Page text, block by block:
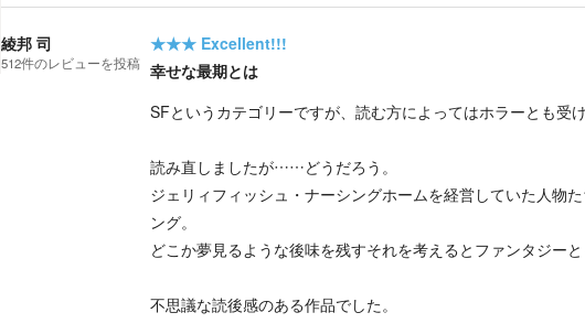
綾邦 司
512件のレビューを投稿
★★★ Excellent!!!
幸せな最期とは
SFというカテゴリーですが、読む方によってはホラーとも受
読み直しましたが……どうだろう。
ジェリィフィッシュ・ナーシングホームを経営していた人物
ング。
どこか夢見るような後味を残すそれを考えるとファンタジーと
不思議な読後感のある作品でした。